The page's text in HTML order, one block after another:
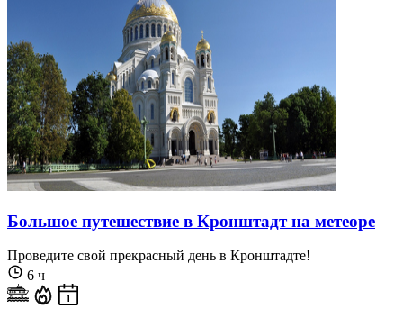
Большое путешествие в Кронштадт на метеоре
Проведите свой прекрасный день в Кронштадте!
6 ч